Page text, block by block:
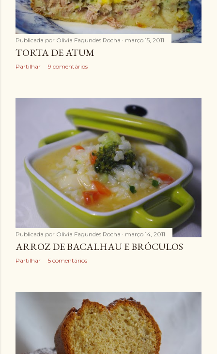
Publicada por Olivia Fagundes Rocha março 15, 2011
TORTA DE ATUM
Partilhar 9 comentários
Publicada por Olivia Fagundes Rocha março 14, 2011
ARROZ DE BACALHAU E BRÓCULOS
Partilhar 5 comentários